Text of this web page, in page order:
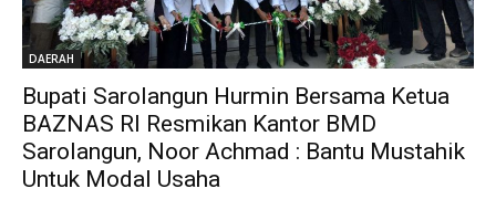
DAERAH
Bupati Sarolangun Hurmin Bersama Ketua
BAZNAS RI Resmikan Kantor BMD
Sarolangun, Noor Achmad : Bantu Mustahik
Untuk Modal Usaha